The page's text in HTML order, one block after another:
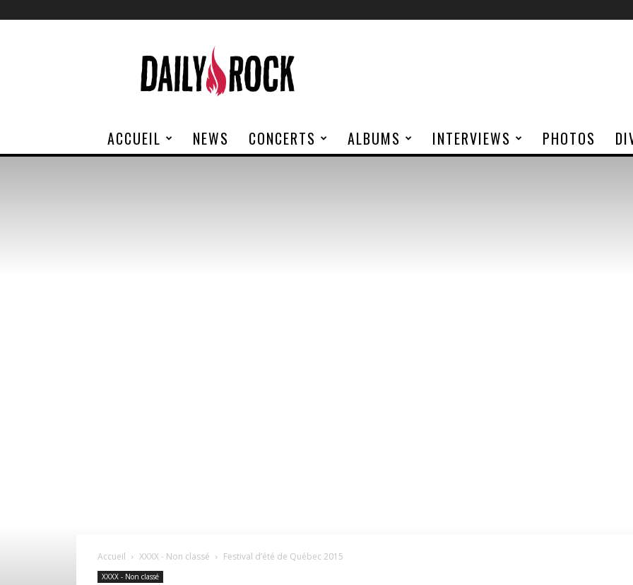
Rock
ACCUEIL NEWS CONCERTS ALBUMS INTERVIEWS PHOTOS
Accueil XXXX - Non classé Festival d’été de Québec 2015
XXXX - Non classé